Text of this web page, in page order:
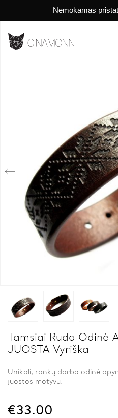
Nemokamas
Tamsiai Ruda Odinė
JUOSTA Vyriška
€33.00
Unikali, rankų darbo odinė
juostos motyvu.